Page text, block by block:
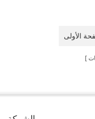
الأولى